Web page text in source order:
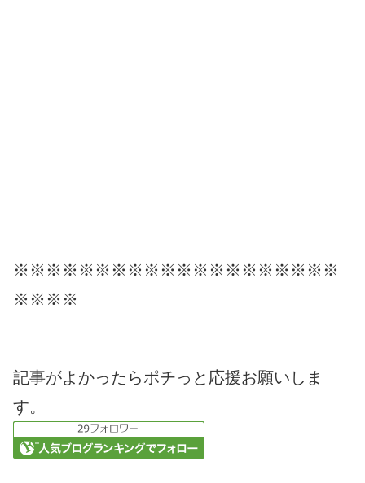
※※※※※※※※※※※※※※※※※※※※
※※※※
記事がよかったらポチっと応援お願いしま
す。